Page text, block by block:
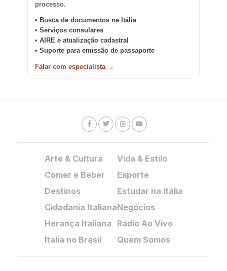
processo.
• Busca de documentos na Itália
• Serviços consulares
• AIRE e atualização cadastral
• Suporte para emissão de passaporte
Falar com especialista →
Arte & Cultura
Comer e Beber
Destinos
Cidadania Italiana
Herança Italiana
Italia no Brasil
Vida & Estilo
Esporte
Estudar na Itália
Negócios
Rádio Ao Vivo
Quem Somos